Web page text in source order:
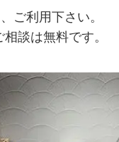
ご利用下さい。
談は無料です。